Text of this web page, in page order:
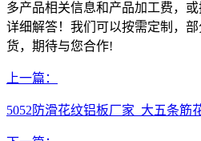
多产品相关信息和产品加工费，
详细解答！我们可以按需定制，
货，期待与您合作!
上一篇：
5052防滑花纹铝板厂家_大五条筋